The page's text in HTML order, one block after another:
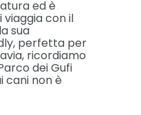
ed è
con il
sua
perfetta per
ricordiamo
dei Gufi
cani non è